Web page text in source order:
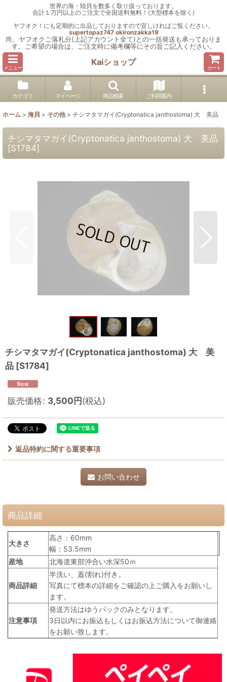
世界の海・陸貝を数多く取り扱っております。
合計１万円以上のご注文で全国送料無料！(大型標本を除く)
ヤフオク！にも定期的に出品しておりますので宜しければご覧ください。
supertopaz747 okironzakka19
尚、ヤフオクご落札分(上記アカウント全て)との一括発送も承っておりま
す。ご希望の場合は、ご注文時に備考欄等にその旨ご記入ください。
メニュー
Kaiショップ
カート
カテゴリ マイページ 商品検索 ご利用案内
ホーム > 海貝 > その他 > チシマタマガイ(Cryptonatica janthostoma) 大 美品
チシマタマガイ(Cryptonatica janthostoma) 大 美品
[S1784]
チシマタマガイ(Cryptonatica janthostoma) 大 美
品 [S1784]
販売価格: 3,500円(税込)
返品特約に関する重要事項
お問い合わせ
商品詳細
大きさ
高さ：60mm
幅：53.5mm
産地
北海道東部沖合い水深50ｍ
商品詳細
半洗い、蓋(割れ)付き。
写真にて標本の詳細をご確認の上ご購入をお願いし
ます。
注意事項
発送方法はゆうパックのみとなります。
3日以内にお振込もしくはお振込方法について御連絡
をお願い致します。